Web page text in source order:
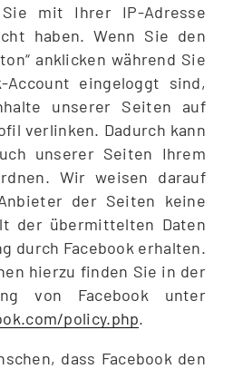
mit Ihrer IP-Adresse
haben. Wenn Sie den
anklicken während Sie
Account eingeloggt sind,
unserer Seiten auf
verlinken. Dadurch kann
unserer Seiten Ihrem
Wir weisen darauf
der Seiten keine
der übermittelten Daten
durch Facebook erhalten.
hierzu finden Sie in der
von Facebook unter
policy.php.
dass Facebook den